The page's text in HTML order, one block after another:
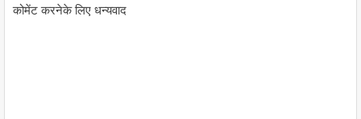
कोमेंट करनेके लिए धन्यवाद